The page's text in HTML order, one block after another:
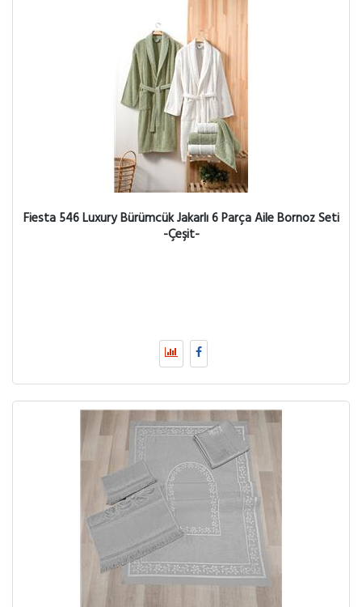
Fiesta 546 Luxury Bürümcük Jakarlı 6 Parça Aile Bornoz Seti
-Çeşit-